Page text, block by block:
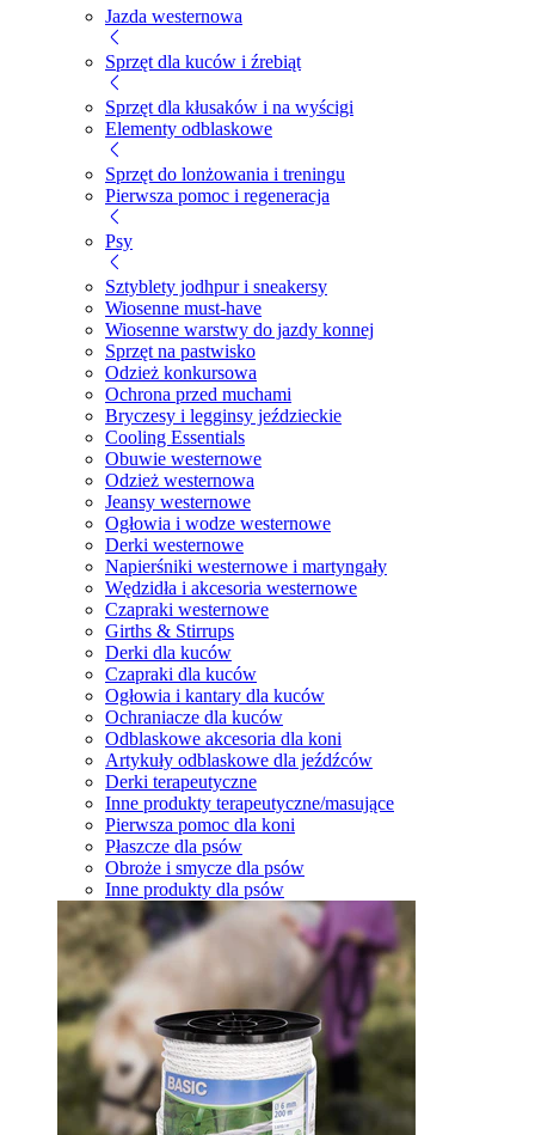
Jazda westernowa
Sprzęt dla kuców i źrebiąt
Sprzęt dla kłusaków i na wyścigi
Elementy odblaskowe
Sprzęt do lonżowania i treningu
Pierwsza pomoc i regeneracja
Psy
Sztyblety jodhpur i sneakersy
Wiosenne must-have
Wiosenne warstwy do jazdy konnej
Sprzęt na pastwisko
Odzież konkursowa
Ochrona przed muchami
Bryczesy i legginsy jeździeckie
Cooling Essentials
Obuwie westernowe
Odzież westernowa
Jeansy westernowe
Ogłowia i wodze westernowe
Derki westernowe
Napierśniki westernowe i martyngały
Wędzidła i akcesoria westernowe
Czapraki westernowe
Girths & Stirrups
Derki dla kuców
Czapraki dla kuców
Ogłowia i kantary dla kuców
Ochraniacze dla kuców
Odblaskowe akcesoria dla koni
Artykuły odblaskowe dla jeźdźców
Derki terapeutyczne
Inne produkty terapeutyczne/masujące
Pierwsza pomoc dla koni
Płaszcze dla psów
Obroże i smycze dla psów
Inne produkty dla psów